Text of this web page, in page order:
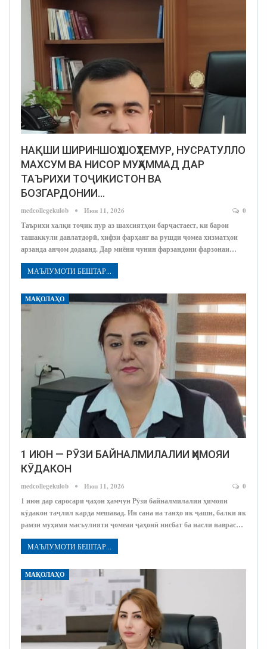
НАҚШИ ШИРИНШОҲ ШОҲТЕМУР, НУСРАТУЛЛО
МАХСУМ ВА НИСОР МУҲАММАД ДАР
ТАЪРИХИ ТОҶИКИСТОН ВА
БОЗГАРДОНИИ…
medcollegekulob Июн 11, 2026 0
Таърихи халқи тоҷик пур аз шахсиятҳои барҷастаест, ки барои
ташаккули давлатдорӣ, ҳифзи фарҳанг ва рушди ҷомеа хизматҳои
арзанда анҷом додаанд. Дар миёни чунин фарзандони фарзонаи…
МАЪЛУМОТИ БЕШТАР...
МАҚОЛАҲО
1 ИЮН — РӮЗИ БАЙНАЛМИЛАЛИИ ҲИМОЯИ
КӮДАКОН
medcollegekulob Июн 11, 2026 0
1 июн дар саросари ҷаҳон ҳамчун Рӯзи байналмилалии ҳимояи
кӯдакон таҷлил карда мешавад. Ин сана на танҳо як ҷашн, балки як
рамзи муҳими масъулияти ҷомеаи ҷаҳонӣ нисбат ба насли наврас…
МАЪЛУМОТИ БЕШТАР...
МАҚОЛАҲО